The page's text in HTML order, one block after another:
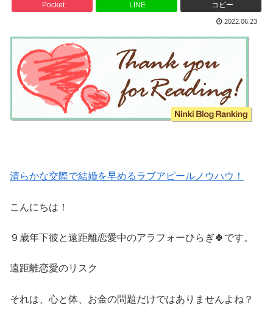
Pocket LINE コピー
2022.06.23
清らかな交際で結婚を早めるラブアピールノウハウ！
こんにちは！
９歳年下彼と遠距離恋愛中のアラフォーひらぎ🍀です。
遠距離恋愛のリスク
それは、心と体、お金の問題だけではありませんよね？